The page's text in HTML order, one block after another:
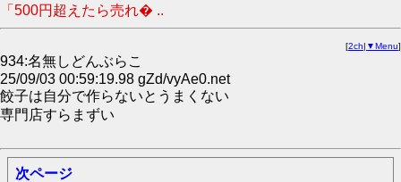
「500円超えたら売れ� ..
[2ch| ▼Menu]
934:名無しどんぶらこ
25/09/03 00:59:19.98 gZd/vyAe0.net
餃子は自分で作らないとうまくない
専門店すらまずい
次ページ